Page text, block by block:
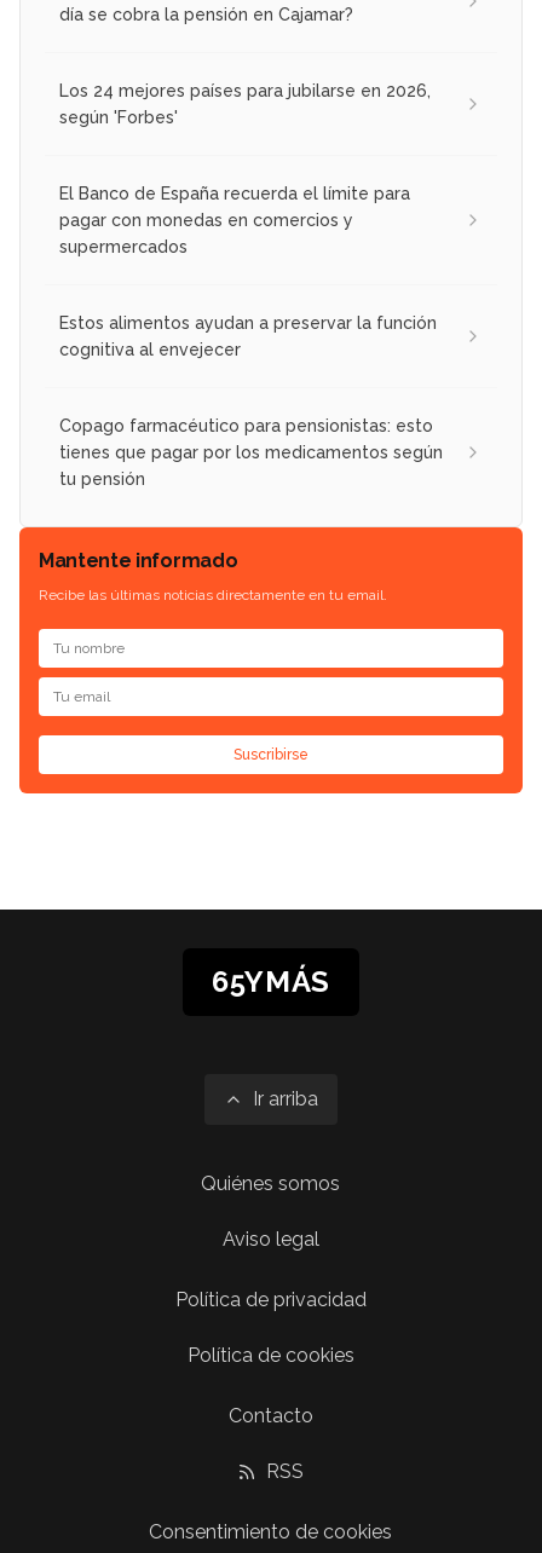
día se cobra la pensión en Cajamar?
Los 24 mejores países para jubilarse en 2026,
según 'Forbes'
El Banco de España recuerda el límite para
pagar con monedas en comercios y
supermercados
Estos alimentos ayudan a preservar la función
cognitiva al envejecer
Copago farmacéutico para pensionistas: esto
tienes que pagar por los medicamentos según
tu pensión
Mantente informado
Recibe las últimas noticias directamente en tu email.
Suscribirse
65YMÁS
Ir arriba
Quiénes somos
Aviso legal
Política de privacidad
Política de cookies
Contacto
RSS
Consentimiento de cookies